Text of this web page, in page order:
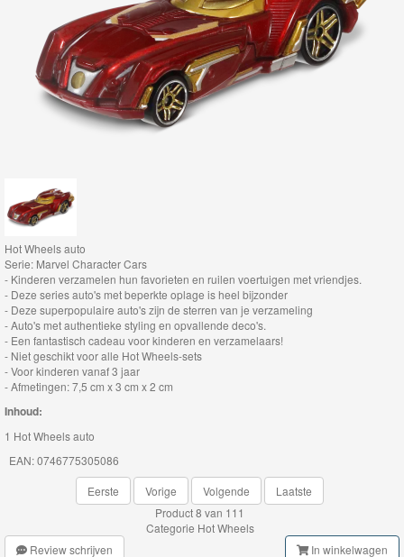
Thomas
Trackmaster
motorized
Push
Along
Thomas
de
trein
hout
Thomas
Adventures
Thomas
de
Hot Wheels auto
Serie: Marvel Character Cars
- Kinderen verzamelen hun favorieten en ruilen voertuigen met vriendjes.
- Deze series auto's met beperkte oplage is heel bijzonder
- Deze superpopulaire auto's zijn de sterren van je verzameling
- Auto's met authentieke styling en opvallende deco's.
- Een fantastisch cadeau voor kinderen en verzamelaars!
- Niet geschikt voor alle Hot Wheels-sets
- Voor kinderen vanaf 3 jaar
- Afmetingen: 7,5 cm x 3 cm x 2 cm
Inhoud:
1 Hot Wheels auto
EAN: 0746775305086
Eerste
Vorige Volgende
Laatste
Product 8 van 111
Categorie Hot Wheels
Review schrijven
In winkelwagen